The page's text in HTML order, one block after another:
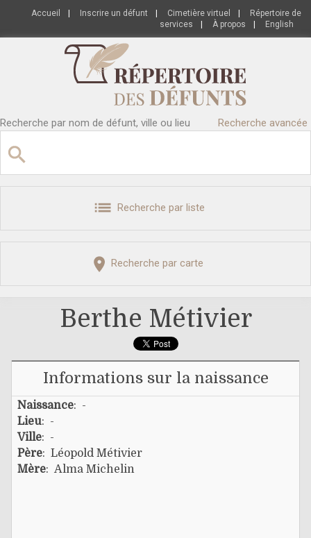
Accueil Inscrire un défunt Cimetière virtuel
Répertoire de
services
À propos English
Recherche par nom de défunt, ville ou lieu Recherche avancée
Recherche par liste
Recherche par carte
Berthe Métivier
Informations sur la naissance
Naissance: -
Lieu: -
Ville: -
Père: Léopold Métivier
Mère: Alma Michelin